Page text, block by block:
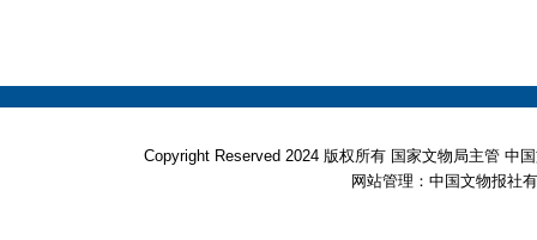
Copyright Reserved 2024 版权所有 国家文物局主管
网站管理：中国文物报社